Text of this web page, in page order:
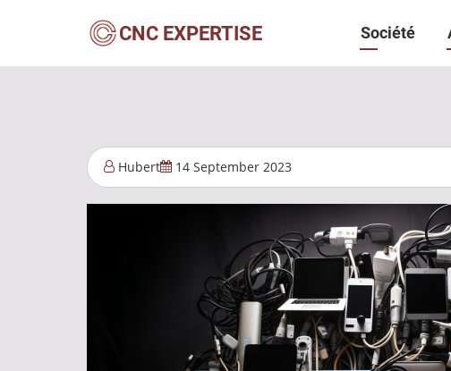
contenu
CNC EXPERTISE Société
Hubert 14 September 2023